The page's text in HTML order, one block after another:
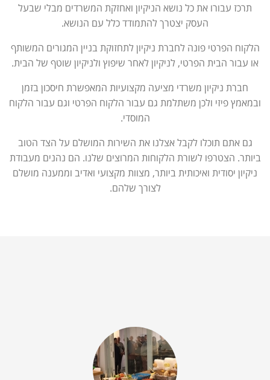
תרכז עבורו את כל נושא הניקיון ואחזקת המשרדים מבלי שבעל
העסק יצטרך להתמודד כלל עם הנושא.
הלקוח הפרטי פונה לחברת ניקיון לתחזוקת בניין המגורים המשותף
או עבור הבית הפרטי, לניקיון לאחר שיפוץ ולניקיון שוטף של הבית.
חברת ניקיון משרדי מציעה מקצועיות המאפשרת חיסכון בזמן
ובמאמץ פיזי ולכן משתלמת גם עבור הלקוח הפרטי וגם עבור הלקוח
המוסדי.
גם אתם תוכלו לקבל אצלנו את השירות המושלם על הצד הטוב
ביותר. הצטרפו לשורת הלקוחות המרוצים שלנו. הם נהנים מעבודת
ניקיון יסודית ואיכותית ביותר, מצוות מקצועי ואדיב וממענה מושלם
לצורך שלהם.